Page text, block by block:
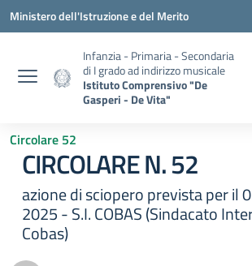
Vai ai contenuti
Vai al menu di navigazione
Vai al footer
Ministero dell'Istruzione e del Merito
Infanzia - Primaria - Secondaria
di I grado ad indirizzo musicale
Istituto Comprensivo "De
Gasperi - De Vita"
Circolare 52
CIRCOLARE N. 52
azione di sciopero prevista per il
2025 - S.I. COBAS (Sindacato
Cobas)